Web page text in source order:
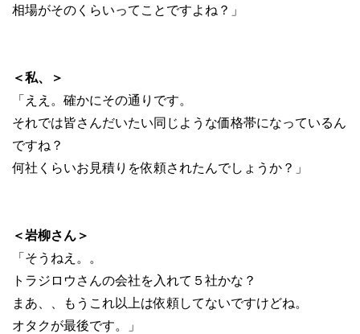
相場がそのくらいってことですよね？」
＜私、＞
「ええ。確かにその通りです。
それでは皆さんだいたい同じような価格帯になっているん
ですね？
何社くらいお見積りを依頼されたんでしょうか？」
＜岩柳さん＞
「そうねえ。。
トラジロウさんの会社を入れて５社かな？
まあ、、もうこれ以上は依頼してないですけどね。
オタクが最後です。」